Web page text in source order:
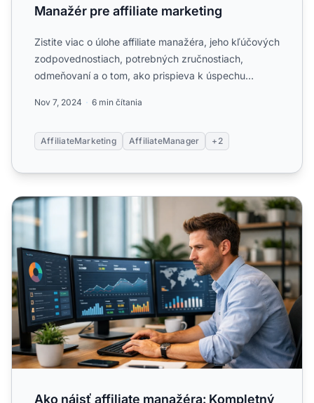
Manažér pre affiliate marketing
Zistite viac o úlohe affiliate manažéra, jeho kľúčových
zodpovednostiach, potrebných zručnostiach,
odmeňovaní a o tom, ako prispieva k úspechu
Nov 7, 2024 6 min čítania
AffiliateMarketing AffiliateManager +2
Ako nájsť affiliate manažéra: Kompletný sprievodca
Ako nájsť affiliate manažéra: Kompletný